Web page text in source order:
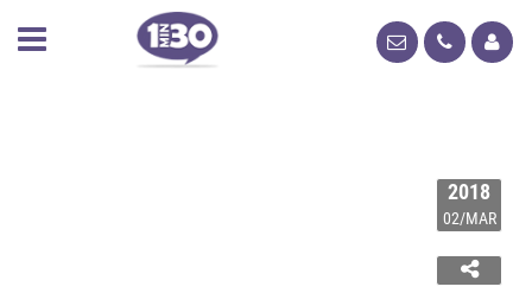
2018
02/MAR